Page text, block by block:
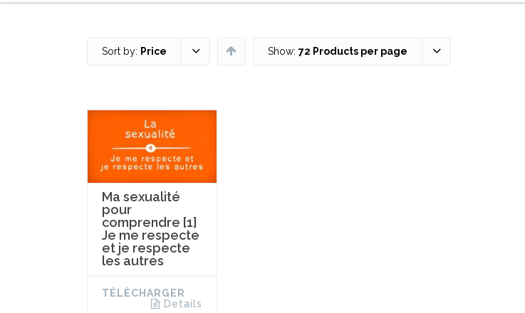
Sort by: Price Show: 72 Products per page
Ma sexualité
pour
comprendre [1]
Je me respecte
et je respecte
les autres
TÉLÉCHARGER
Details